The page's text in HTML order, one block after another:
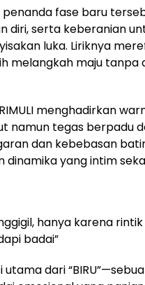
penanda fase baru
diri, serta keberanian
luka. Liriknya
melangkah maju
menghadirkan
namun tegas berpadu
dan kebebasan
dinamika yang intim
hanya karena
badai”
dari